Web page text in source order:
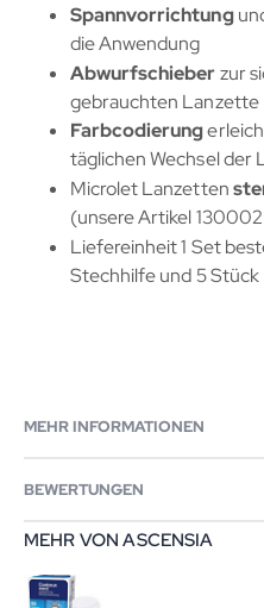
Spannvorrichtung
die Anwendung
Abwurfschieberzur
gebrauchten Lanzette
Farbcodierung
täglichen Wechsel der
Microlet Lanzetten
(unsere Artikel
Liefereinheit 1 Set
Stechhilfe und 5
MEHR INFORMATIONEN
BEWERTUNGEN
MEHR VON ASCENSIA